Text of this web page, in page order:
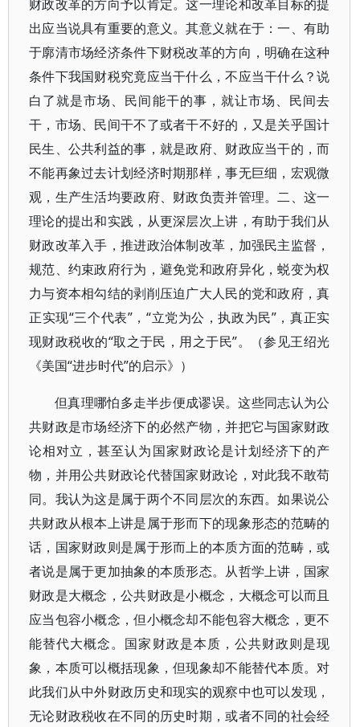
财政改革的方向予以肯定。这一理论和改革目标的提
出应当说具有重要的意义。其意义就在于：一、有助
于廓清市场经济条件下财税改革的方向，明确在这种
条件下我国财税究竟应当干什么，不应当干什么？说
白了就是市场、民间能干的事，就让市场、民间去
干，市场、民间干不了或者干不好的，又是关乎国计
民生、公共利益的事，就是政府、财政应当干的，而
不能再象过去计划经济时期那样，事无巨细，宏观微
观，生产生活均要政府、财政负责并管理。二、这一
理论的提出和实践，从更深层次上讲，有助于我们从
财政改革入手，推进政治体制改革，加强民主监督，
规范、约束政府行为，避免党和政府异化，蜕变为权
力与资本相勾结的剥削压迫广大人民的党和政府，真
正实现“三个代表”，“立党为公，执政为民”，真正实
现财政税收的“取之于民，用之于民”。（参见王绍光
《美国“进步时代”的启示》）
但真理哪怕多走半步便成谬误。这些同志认为公
共财政是市场经济下的必然产物，并把它与国家财政
论相对立，甚至认为国家财政论是计划经济下的产
物，并用公共财政论代替国家财政论，对此我不敢苟
同。我认为这是属于两个不同层次的东西。如果说公
共财政从根本上讲是属于形而下的现象形态的范畴的
话，国家财政则是属于形而上的本质方面的范畴，或
者说是属于更加抽象的本质形态。从哲学上讲，国家
财政是大概念，公共财政是小概念，大概念可以而且
应当包容小概念，但小概念却不能包容大概念，更不
能替代大概念。国家财政是本质，公共财政则是现
象，本质可以概括现象，但现象却不能替代本质。对
此我们从中外财政历史和现实的观察中也可以发现，
无论财政税收在不同的历史时期，或者不同的社会经